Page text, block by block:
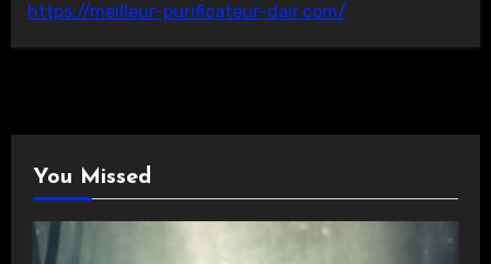
https://meilleur-purificateur-dair.com/
You Missed